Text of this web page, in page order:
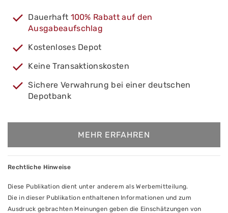
Dauerhaft 100% Rabatt auf den
Ausgabeaufschlag
Kostenloses Depot
Keine Transaktionskosten
Sichere Verwahrung bei einer deutschen
Depotbank
MEHR ERFAHREN
Rechtliche Hinweise
Diese Publikation dient unter anderem als Werbemitteilung.
Die in dieser Publikation enthaltenen Informationen und zum
Ausdruck gebrachten Meinungen geben die Einschätzungen von